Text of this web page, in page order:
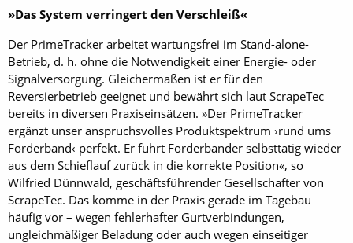
»Das System verringert den Verschleiß«
Der PrimeTracker arbeitet wartungsfrei im Stand-alone-
Betrieb, d. h. ohne die Notwendigkeit einer Energie- oder
Signalversorgung. Gleichermaßen ist er für den
Reversierbetrieb geeignet und bewährt sich laut ScrapeTec
bereits in diversen Praxiseinsätzen. »Der PrimeTracker
ergänzt unser anspruchsvolles Produktspektrum ›rund ums
Förderband‹ perfekt. Er führt Förderbänder selbsttätig wieder
aus dem Schieflauf zurück in die korrekte Position«, so
Wilfried Dünnwald, geschäftsführender Gesellschafter von
ScrapeTec. Das komme in der Praxis gerade im Tagebau
häufig vor – wegen fehlerhafter Gurtverbindungen,
ungleichmäßiger Beladung oder auch wegen einseitiger